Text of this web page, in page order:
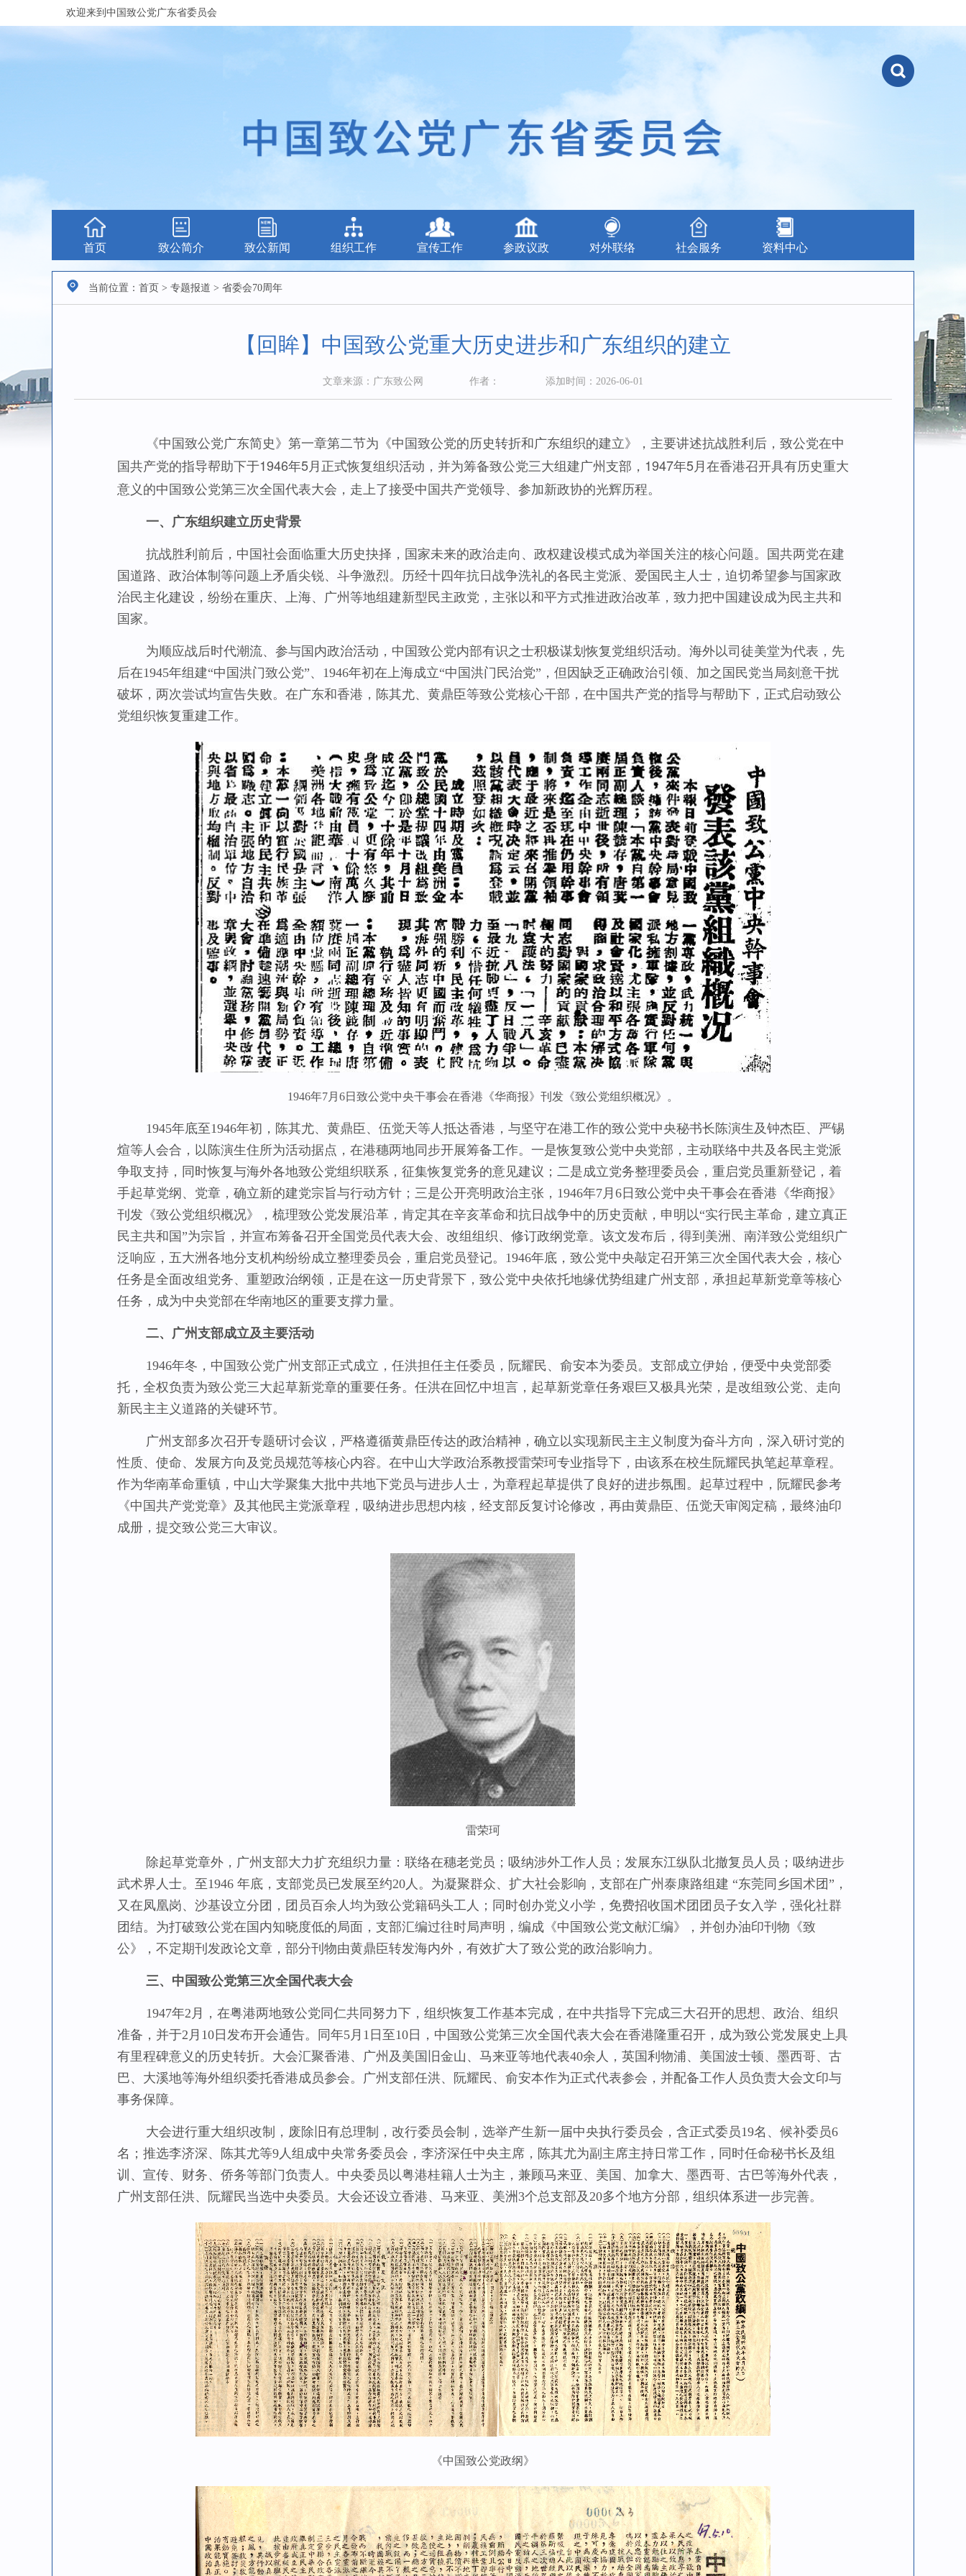
欢迎来到中国致公党广东省委员会
首页 致公简介 致公新闻 组织工作 宣传工作 参政议政 对外联络 社会服务 资料中心
当前位置：首页 > 专题报道 > 省委会70周年
【回眸】中国致公党重大历史进步和广东组织的建立
文章来源：广东致公网 作者： 添加时间：2026-06-01
《中国致公党广东简史》第一章第二节为《中国致公党的历史转折和广东组织的建立》，主要讲述抗战胜利后，致公党在中
国共产党的指导帮助下于1946年5月正式恢复组织活动，并为筹备致公党三大组建广州支部，1947年5月在香港召开具有历史重大
意义的中国致公党第三次全国代表大会，走上了接受中国共产党领导、参加新政协的光辉历程。
一、广东组织建立历史背景
抗战胜利前后，中国社会面临重大历史抉择，国家未来的政治走向、政权建设模式成为举国关注的核心问题。国共两党在建
国道路、政治体制等问题上矛盾尖锐、斗争激烈。历经十四年抗日战争洗礼的各民主党派、爱国民主人士，迫切希望参与国家政
治民主化建设，纷纷在重庆、上海、广州等地组建新型民主政党，主张以和平方式推进政治改革，致力把中国建设成为民主共和
国家。
为顺应战后时代潮流、参与国内政治活动，中国致公党内部有识之士积极谋划恢复党组织活动。海外以司徒美堂为代表，先
后在1945年组建“中国洪门致公党”、1946年初在上海成立“中国洪门民治党”，但因缺乏正确政治引领、加之国民党当局刻意干扰
破坏，两次尝试均宣告失败。在广东和香港，陈其尤、黄鼎臣等致公党核心干部，在中国共产党的指导与帮助下，正式启动致公
党组织恢复重建工作。
1946年7月6日致公党中央干事会在香港《华商报》刊发《致公党组织概况》。
1945年底至1946年初，陈其尤、黄鼎臣、伍觉天等人抵达香港，与坚守在港工作的致公党中央秘书长陈演生及钟杰臣、严锡
煊等人会合，以陈演生住所为活动据点，在港穗两地同步开展筹备工作。一是恢复致公党中央党部，主动联络中共及各民主党派
争取支持，同时恢复与海外各地致公党组织联系，征集恢复党务的意见建议；二是成立党务整理委员会，重启党员重新登记，着
手起草党纲、党章，确立新的建党宗旨与行动方针；三是公开亮明政治主张，1946年7月6日致公党中央干事会在香港《华商报》
刊发《致公党组织概况》，梳理致公党发展沿革，肯定其在辛亥革命和抗日战争中的历史贡献，申明以“实行民主革命，建立真正
民主共和国”为宗旨，并宣布筹备召开全国党员代表大会、改组组织、修订政纲党章。该文发布后，得到美洲、南洋致公党组织广
泛响应，五大洲各地分支机构纷纷成立整理委员会，重启党员登记。1946年底，致公党中央敲定召开第三次全国代表大会，核心
任务是全面改组党务、重塑政治纲领，正是在这一历史背景下，致公党中央依托地缘优势组建广州支部，承担起草新党章等核心
任务，成为中央党部在华南地区的重要支撑力量。
二、广州支部成立及主要活动
1946年冬，中国致公党广州支部正式成立，任洪担任主任委员，阮耀民、俞安本为委员。支部成立伊始，便受中央党部委
托，全权负责为致公党三大起草新党章的重要任务。任洪在回忆中坦言，起草新党章任务艰巨又极具光荣，是改组致公党、走向
新民主主义道路的关键环节。
广州支部多次召开专题研讨会议，严格遵循黄鼎臣传达的政治精神，确立以实现新民主主义制度为奋斗方向，深入研讨党的
性质、使命、发展方向及党员规范等核心内容。在中山大学政治系教授雷荣珂专业指导下，由该系在校生阮耀民执笔起草章程。
作为华南革命重镇，中山大学聚集大批中共地下党员与进步人士，为章程起草提供了良好的进步氛围。起草过程中，阮耀民参考
《中国共产党党章》及其他民主党派章程，吸纳进步思想内核，经支部反复讨论修改，再由黄鼎臣、伍觉天审阅定稿，最终油印
成册，提交致公党三大审议。
雷荣珂
除起草党章外，广州支部大力扩充组织力量：联络在穗老党员；吸纳涉外工作人员；发展东江纵队北撤复员人员；吸纳进步
武术界人士。至1946 年底，支部党员已发展至约20人。为凝聚群众、扩大社会影响，支部在广州泰康路组建 “东莞同乡国术团”，
又在凤凰岗、沙基设立分团，团员百余人均为致公党籍码头工人；同时创办党义小学，免费招收国术团团员子女入学，强化社群
团结。为打破致公党在国内知晓度低的局面，支部汇编过往时局声明，编成《中国致公党文献汇编》，并创办油印刊物《致
公》，不定期刊发政论文章，部分刊物由黄鼎臣转发海内外，有效扩大了致公党的政治影响力。
三、中国致公党第三次全国代表大会
1947年2月，在粤港两地致公党同仁共同努力下，组织恢复工作基本完成，在中共指导下完成三大召开的思想、政治、组织
准备，并于2月10日发布开会通告。同年5月1日至10日，中国致公党第三次全国代表大会在香港隆重召开，成为致公党发展史上具
有里程碑意义的历史转折。大会汇聚香港、广州及美国旧金山、马来亚等地代表40余人，英国利物浦、美国波士顿、墨西哥、古
巴、大溪地等海外组织委托香港成员参会。广州支部任洪、阮耀民、俞安本作为正式代表参会，并配备工作人员负责大会文印与
事务保障。
大会进行重大组织改制，废除旧有总理制，改行委员会制，选举产生新一届中央执行委员会，含正式委员19名、候补委员6
名；推选李济深、陈其尤等9人组成中央常务委员会，李济深任中央主席，陈其尤为副主席主持日常工作，同时任命秘书长及组
训、宣传、财务、侨务等部门负责人。中央委员以粤港桂籍人士为主，兼顾马来亚、美国、加拿大、墨西哥、古巴等海外代表，
广州支部任洪、阮耀民当选中央委员。大会还设立香港、马来亚、美洲3个总支部及20多个地方分部，组织体系进一步完善。
《中国致公党政纲》